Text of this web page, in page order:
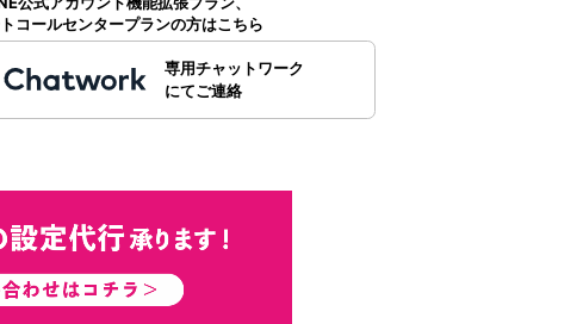
コールセンタープランの方はこちら
専用チャットワーク
にてご連絡